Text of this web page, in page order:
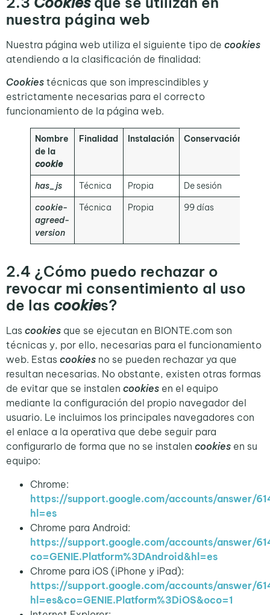
nuestra página web
Nuestra página web utiliza el siguiente tipo de cookies
atendiendo a la clasificación de finalidad:
Cookies técnicas que son imprescindibles y
estrictamente necesarias para el correcto
funcionamiento de la página web.
Nombre
de la
cookie
Finalidad Instalación Conservación
has_js Técnica Propia
De sesión
cookie-
agreed-
version
Técnica Propia 99 días
2.4 ¿Cómo puedo rechazar o
revocar mi consentimiento al uso
de las cookies?
Las cookies que se ejecutan en BIONTE.com son
técnicas y, por ello, necesarias para el funcionamiento
web. Estas cookies no se pueden rechazar ya que
resultan necesarias. No obstante, existen otras formas
de evitar que se instalen cookies en el equipo
mediante la configuración del propio navegador del
usuario. Le incluimos los principales navegadores con
el enlace a la operativa que debe seguir para
configurarlo de forma que no se instalen cookies en su
equipo:
Chrome:
https://support.google.com/accounts/answer/
hl=es
Chrome para Android:
https://support.google.com/accounts/answer/
co=GENIE.Platform%3DAndroid&hl=es
Chrome para iOS (iPhone y iPad):
https://support.google.com/accounts/answer/
hl=es&co=GENIE.Platform%3DiOS&oco=1